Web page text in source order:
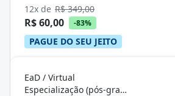
12x de R$ 349,00
R$ 60,00 -83%
PAGUE DO SEU JEITO
EaD / Virtual
Especialização (pós-graduação)